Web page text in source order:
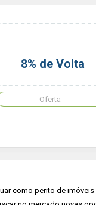
8% de Volta
Oferta
como perito de imóveis